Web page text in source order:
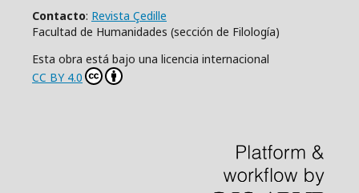
Contacto: Revista Çedille
Facultad de Humanidades (sección de Filología)
Esta obra está bajo una licencia internacional
CC BY 4.0